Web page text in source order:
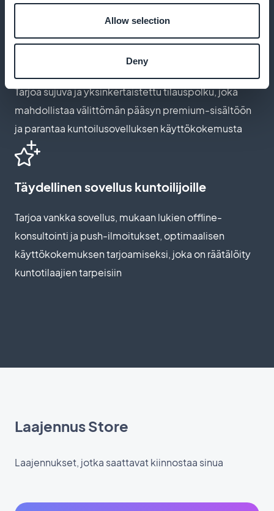
Allow selection
Deny
Helppo pääsy laadukkaaseen
Tarjoa sujuva ja yksinkertaistettu tilauspolku, joka
mahdollistaa välittömän pääsyn premium-sisältöön
ja parantaa kuntoilusovelluksen käyttökokemusta
Täydellinen sovellus kuntoilijoille
Tarjoa vankka sovellus, mukaan lukien offline-
konsultointi ja push-ilmoitukset, optimaalisen
käyttökokemuksen tarjoamiseksi, joka on räätälöity
kuntotilaajien tarpeisiin
Laajennus Store
Laajennukset, jotka saattavat kiinnostaa sinua